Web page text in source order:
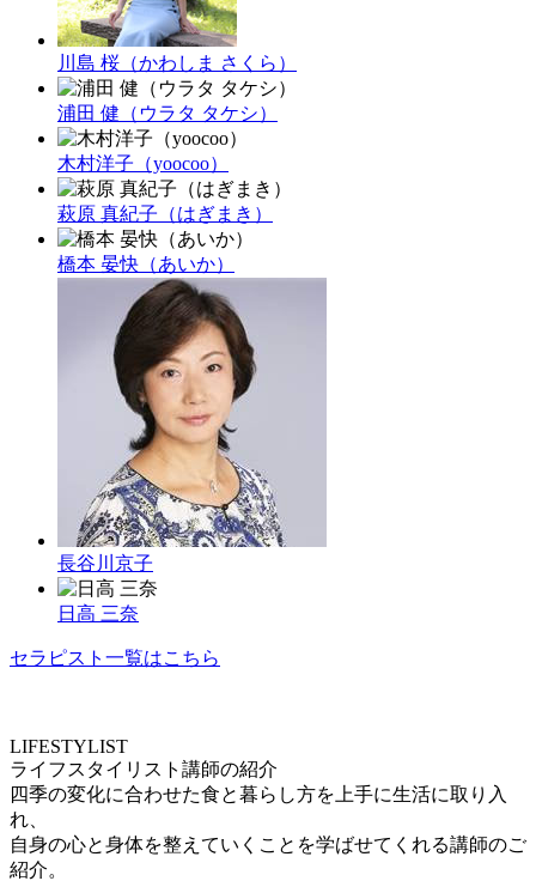
川島 桜（かわしま さくら）
浦田 健（ウラタ タケシ）
木村洋子（yoocoo）
萩原 真紀子（はぎまき）
橋本 晏快（あいか）
長谷川京子
日高 三奈
セラピスト一覧はこちら
LIFESTYLIST
ライフスタイリスト講師の紹介
四季の変化に合わせた食と暮らし方を上手に生活に取り入
れ、
自身の心と身体を整えていくことを学ばせてくれる講師のご
紹介。